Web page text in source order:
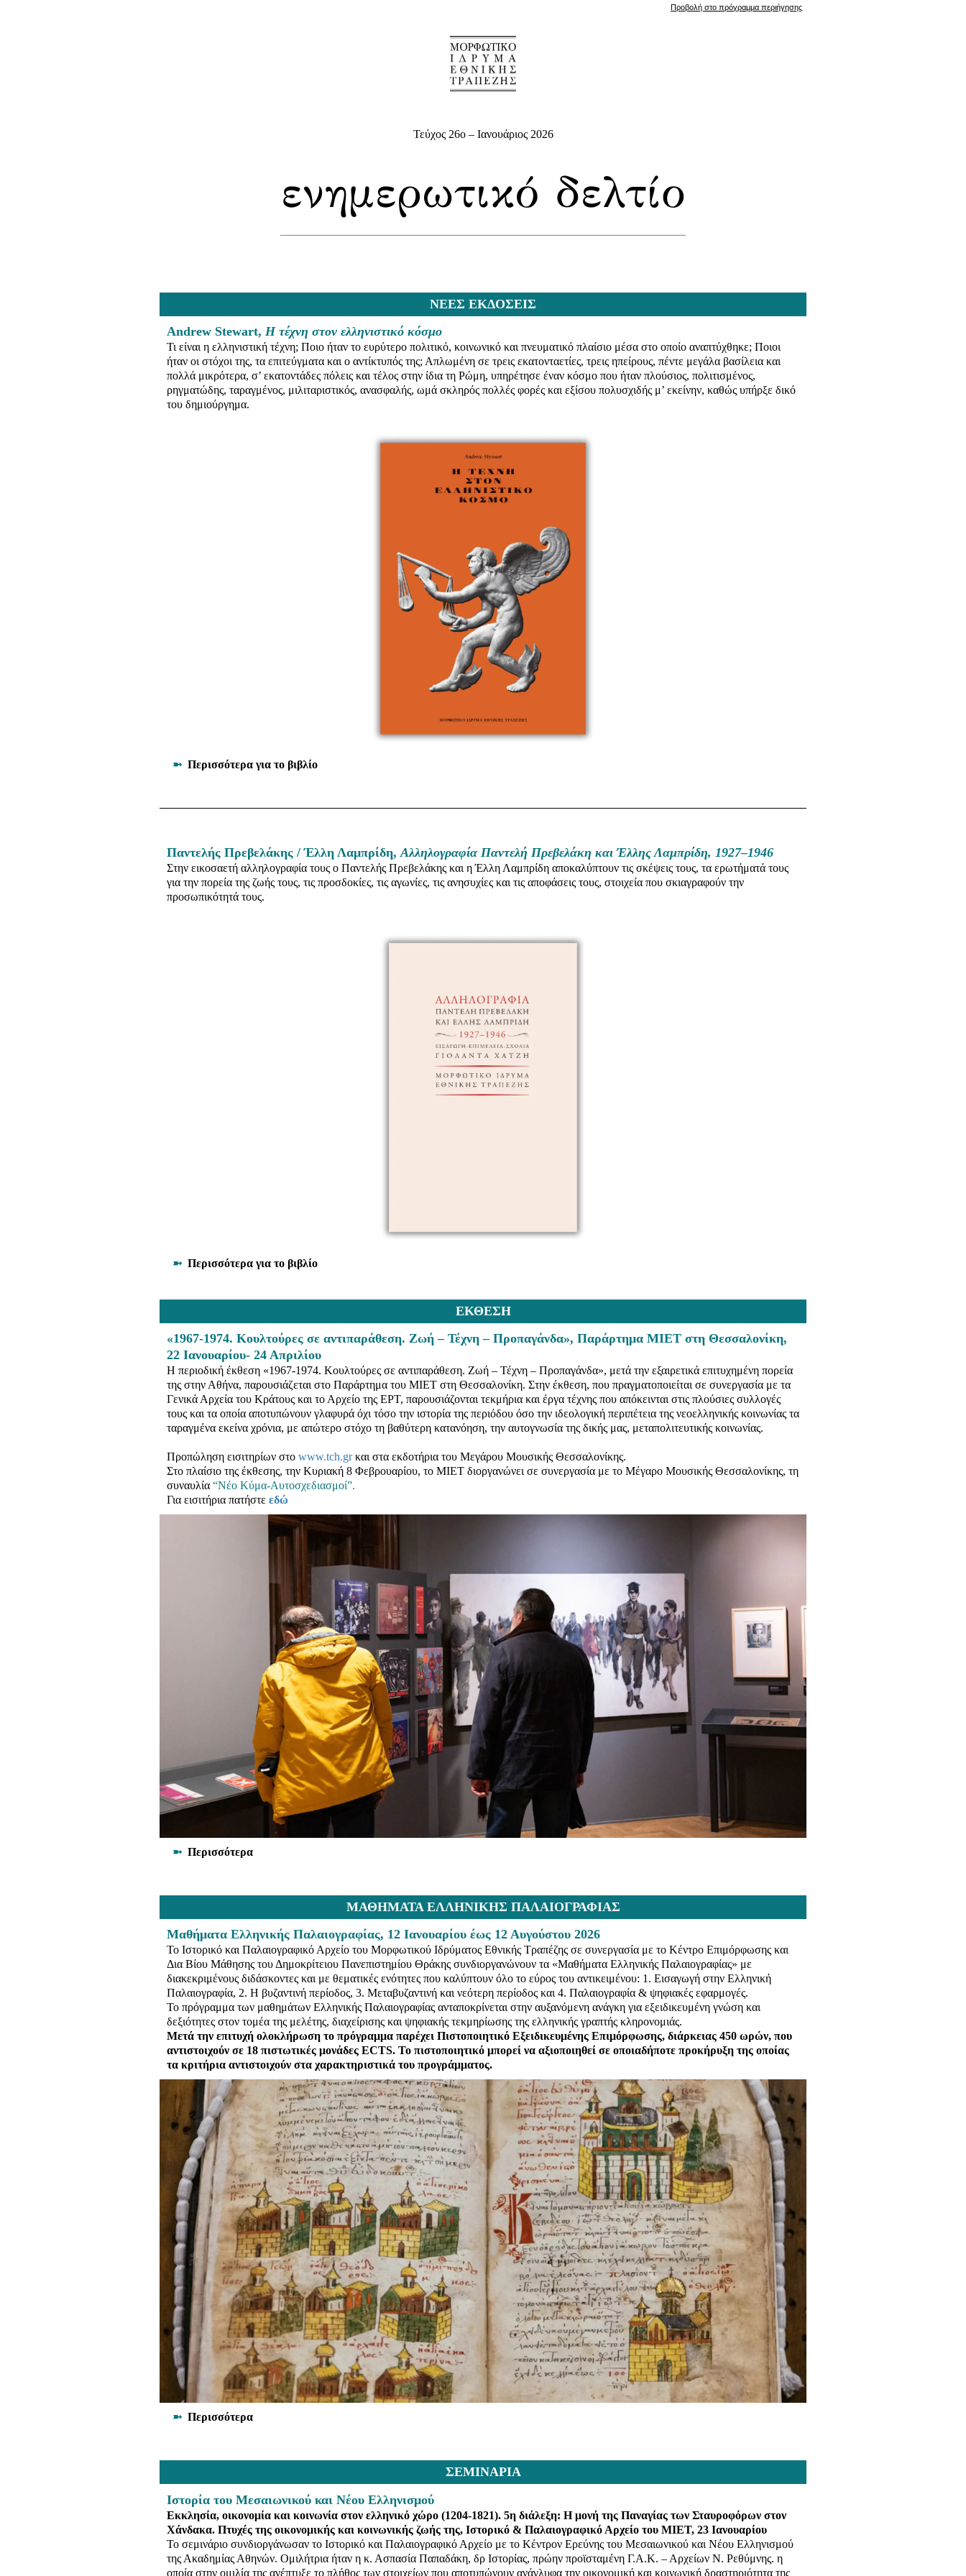
Προβολή στο πρόγραμμα περιήγησης
Τεύχος 26o – Ιανουάριος 2026
ΝΕΕΣ ΕΚΔΟΣΕΙΣ
Andrew Stewart, Η τέχνη στον ελληνιστικό κόσμο
Τι είναι η ελληνιστική τέχνη; Ποιο ήταν το ευρύτερο πολιτικό, κοινωνικό και πνευματικό πλαίσιο μέσα στο οποίο αναπτύχθηκε; Ποιοι
ήταν οι στόχοι της, τα επιτεύγματα και ο αντίκτυπός της; Απλωμένη σε τρεις εκατονταετίες, τρεις ηπείρους, πέντε μεγάλα βασίλεια και
πολλά μικρότερα, σ’ εκατοντάδες πόλεις και τέλος στην ίδια τη Ρώμη, υπηρέτησε έναν κόσμο που ήταν πλούσιος, πολιτισμένος,
ρηγματώδης, ταραγμένος, μιλιταριστικός, ανασφαλής, ωμά σκληρός πολλές φορές και εξίσου πολυσχιδής μ’ εκείνην, καθώς υπήρξε δικό
του δημιούργημα.
➼ Περισσότερα για το βιβλίο
Παντελής Πρεβελάκης / Έλλη Λαμπρίδη,Αλληλογραφία Παντελή Πρεβελάκη και Έλλης Λαμπρίδη, 1927–1946
Στην εικοσαετή αλληλογραφία τους ο Παντελής Πρεβελάκης και η Έλλη Λαμπρίδη αποκαλύπτουν τις σκέψεις τους, τα ερωτήματά τους
για την πορεία της ζωής τους, τις προσδοκίες, τις αγωνίες, τις ανησυχίες και τις αποφάσεις τους, στοιχεία που σκιαγραφούν την
προσωπικότητά τους.
➼ Περισσότερα για το βιβλίο
ΕΚΘΕΣΗ
«1967-1974. Κουλτούρες σε αντιπαράθεση. Ζωή – Τέχνη – Προπαγάνδα», Παράρτημα ΜΙΕΤ στη Θεσσαλονίκη,
22 Ιανουαρίου- 24 Απριλίου
Η περιοδική έκθεση «1967-1974. Κουλτούρες σε αντιπαράθεση. Ζωή – Τέχνη – Προπαγάνδα», μετά την εξαιρετικά επιτυχημένη πορεία
της στην Αθήνα, παρουσιάζεται στο Παράρτημα του ΜΙΕΤ στη Θεσσαλονίκη. Στην έκθεση, που πραγματοποιείται σε συνεργασία με τα
Γενικά Αρχεία του Κράτους και το Αρχείο της ΕΡΤ, παρουσιάζονται τεκμήρια και έργα τέχνης που απόκεινται στις πλούσιες συλλογές
τους και τα οποία αποτυπώνουν γλαφυρά όχι τόσο την ιστορία της περιόδου όσο την ιδεολογική περιπέτεια της νεοελληνικής κοινωνίας τα
ταραγμένα εκείνα χρόνια, με απώτερο στόχο τη βαθύτερη κατανόηση, την αυτογνωσία της δικής μας, μεταπολιτευτικής κοινωνίας.
Προπώληση εισιτηρίων στο www.tch.grκαι στα εκδοτήρια του Μεγάρου Μουσικής Θεσσαλονίκης.
Στο πλαίσιο της έκθεσης, την Κυριακή 8 Φεβρουαρίου, το ΜΙΕΤ διοργανώνει σε συνεργασία με το Μέγαρο Μουσικής Θεσσαλονίκης, τη
συναυλία “Νέο Κύμα-Αυτοσχεδιασμοί”.
Για εισιτήρια πατήστε εδώ
➼ Περισσότερα
ΜΑΘΗΜΑΤΑ ΕΛΛΗΝΙΚΗΣ ΠΑΛΑΙΟΓΡΑΦΙΑΣ
Μαθήματα Ελληνικής Παλαιογραφίας, 12 Ιανουαρίου έως 12 Αυγούστου 2026
Το Ιστορικό και Παλαιογραφικό Αρχείο του Μορφωτικού Ιδρύματος Εθνικής Τραπέζης σε συνεργασία με το Κέντρο Επιμόρφωσης και
Δια Βίου Μάθησης του Δημοκρίτειου Πανεπιστημίου Θράκης συνδιοργανώνουν τα «Μαθήματα Ελληνικής Παλαιογραφίας» με
διακεκριμένους διδάσκοντες και με θεματικές ενότητες που καλύπτουν όλο το εύρος του αντικειμένου: 1. Εισαγωγή στην Ελληνική
Παλαιογραφία, 2. Η βυζαντινή περίοδος, 3. Μεταβυζαντινή και νεότερη περίοδος και 4. Παλαιογραφία & ψηφιακές εφαρμογές.
Το πρόγραμμα των μαθημάτων Ελληνικής Παλαιογραφίας ανταποκρίνεται στην αυξανόμενη ανάγκη για εξειδικευμένη γνώση και
δεξιότητες στον τομέα της μελέτης, διαχείρισης και ψηφιακής τεκμηρίωσης της ελληνικής γραπτής κληρονομιάς.
Μετά την επιτυχή ολοκλήρωση το πρόγραμμα παρέχει Πιστοποιητικό Εξειδικευμένης Επιμόρφωσης, διάρκειας 450 ωρών, που
αντιστοιχούν σε 18 πιστωτικές μονάδες ECTS. To πιστοποιητικό μπορεί να αξιοποιηθεί σε οποιαδήποτε προκήρυξη της οποίας
τα κριτήρια αντιστοιχούν στα χαρακτηριστικά του προγράμματος.
➼ Περισσότερα
ΣΕΜΙΝΑΡΙΑ
Ιστορία του Μεσαιωνικού και Νέου Ελληνισμού
Εκκλησία, οικονομία και κοινωνία στον ελληνικό χώρο (1204-1821). 5η διάλεξη: Η μονή της Παναγίας των Σταυροφόρων στον
Χάνδακα. Πτυχές της οικονομικής και κοινωνικής ζωής της, Ιστορικό & Παλαιογραφικό Αρχείο του ΜΙΕΤ, 23 Ιανουαρίου
Το σεμινάριο συνδιοργάνωσαν το Ιστορικό και Παλαιογραφικό Αρχείο με το Κέντρον Ερεύνης του Μεσαιωνικού και Νέου Ελληνισμού
της Ακαδημίας Αθηνών. Ομιλήτρια ήταν η κ. Ασπασία Παπαδάκη, δρ Ιστορίας, πρώην προϊσταμένη Γ.Α.Κ. – Αρχείων Ν. Ρεθύμνης. η
οποία στην ομιλία της ανέπτυξε το πλήθος των στοιχείων που αποτυπώνουν ανάγλυφα την οικονομική και κοινωνική δραστηριότητα της